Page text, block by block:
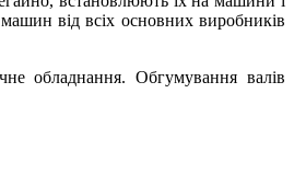
від всіх основних виробників
обладнання. Обгумування валів